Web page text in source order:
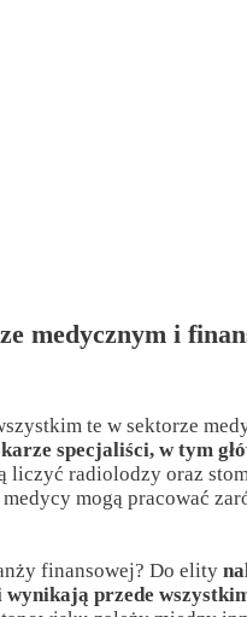
medycznym i
te w sektorze
specjaliści, w tym
liczyć radiolodzy oraz
mogą pracować
finansowej? Do elity
przede